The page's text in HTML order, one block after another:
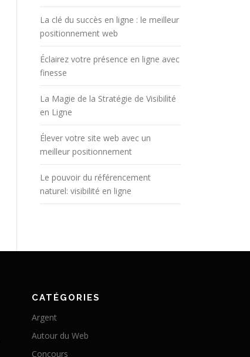
La clé du succès en ligne : le meilleur
positionnement web
Éclairez votre présence en ligne avec
finesse
La Magie de la Stratégie de Visibilité
en Ligne
Élever votre site web avec un
meilleur positionnement
Le pouvoir du référencement
naturel: visibilité en ligne
CATÉGORIES
Argent
Autour du Web
Concours